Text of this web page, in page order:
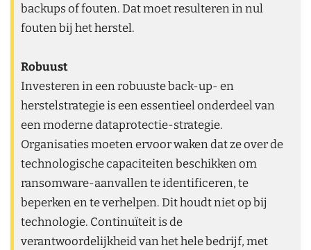
backups of fouten. Dat moet resulteren in nul
fouten bij het herstel.
Robuust
Investeren in een robuuste back-up- en
herstelstrategie is een essentieel onderdeel van
een moderne dataprotectie-strategie.
Organisaties moeten ervoor waken dat ze over de
technologische capaciteiten beschikken om
ransomware-aanvallen te identificeren, te
beperken en te verhelpen. Dit houdt niet op bij
technologie. Continuïteit is de
verantwoordelijkheid van het hele bedrijf, met